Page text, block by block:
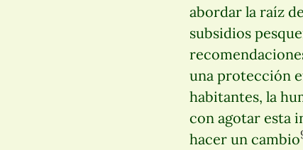
abordar la raíz
subsidios
una protección
habitantes, la
con agotar esta
hacer un cambio